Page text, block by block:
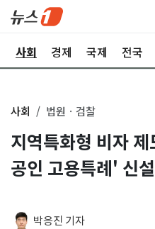
사회 경제 국제 전국
사회 법원ㆍ검찰
지역특화형 비자
공인 고용특례' 신설
박응진 기자